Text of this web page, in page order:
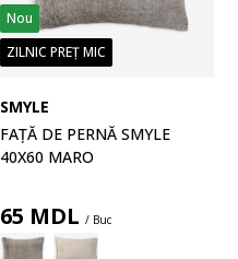
Nou
ZILNIC PREȚ MIC
SMYLE
FAȚĂ DE PERNĂ SMYLE
40X60 MARO
65 MDL / Buc